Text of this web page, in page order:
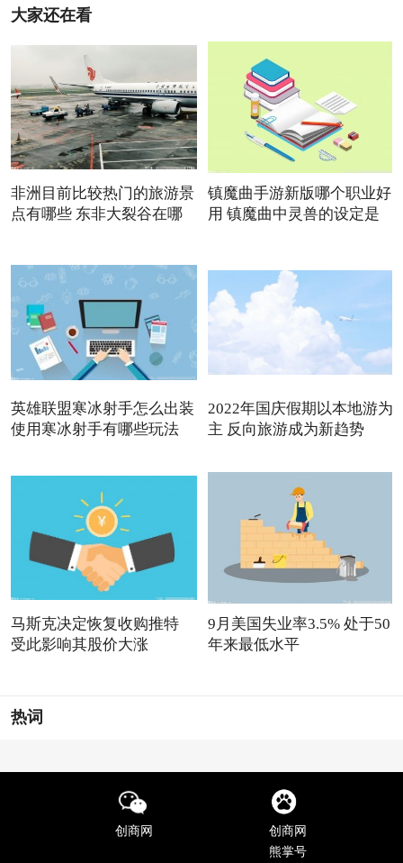
大家还在看
非洲目前比较热门的旅游景
点有哪些 东非大裂谷在哪
镇魔曲手游新版哪个职业好
用 镇魔曲中灵兽的设定是
英雄联盟寒冰射手怎么出装
使用寒冰射手有哪些玩法
2022年国庆假期以本地游为
主 反向旅游成为新趋势
马斯克决定恢复收购推特
受此影响其股价大涨
9月美国失业率3.5% 处于50
年来最低水平
热词
创商网
创商网
熊掌号